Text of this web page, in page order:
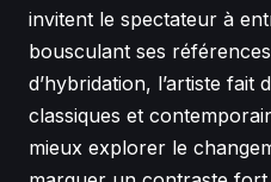
invitent le spectateur à
bousculant ses
d’hybridation, l’artiste fait
classiques et
mieux explorer le